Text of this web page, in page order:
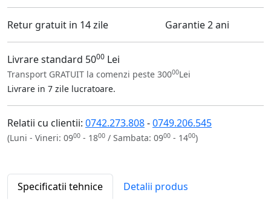
Retur gratuit in 14 zile Garantie 2 ani
Livrare standard 5000 Lei
Transport GRATUIT la comenzi peste 30000Lei
Livrare in 7 zile lucratoare.
Relatii cu clientii: 0742.273.808-0749.206.545
(Luni - Vineri: 0900 - 1800 / Sambata: 0900 - 1400)
Specificatii tehnice
Detalii produs